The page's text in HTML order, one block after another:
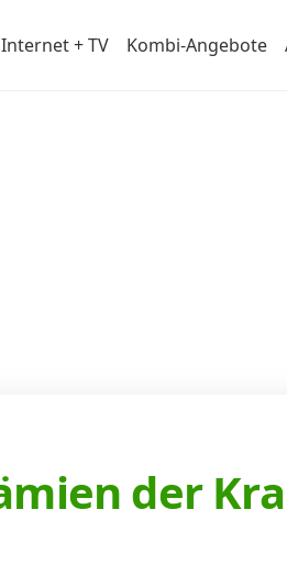
Internet + TV Kombi-Angebote
der